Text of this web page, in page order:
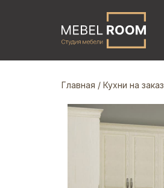
Главная / Кухни на заказ